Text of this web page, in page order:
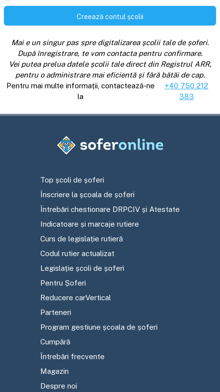
Creează contul școlii
Mai e un singur pas spre digitalizarea școlii tale de șoferi.
După înregistrare, te vom contacta pentru confirmare.
Vei putea prelua datele școlii tale direct din Registrul ARR,
pentru o administrare mai eficientă și fără bătăi de cap.
Pentru mai multe informații, contactează-ne
la
+40 750 212
383
Top școli de șoferi
Înscriere la școala de șoferi
Întrebări chestionare DRPCIV și Atestate
Indicatoare și marcaje rutiere
Curs de legislație rutieră
Codul rutier actualizat
Legislație școli de șoferi
Pentru Șoferi
Reducere carVertical
Parteneri
Program gestiune școala de șoferi
Cumpără
Întrebări frecvente
Magazin
Despre noi